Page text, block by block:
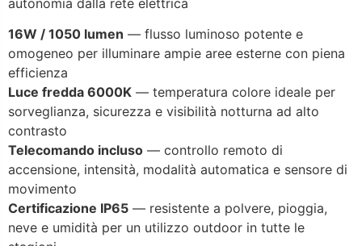
16W / 1050 lumen — flusso luminoso potente e
omogeneo per illuminare ampie aree esterne con piena
efficienza
Luce fredda 6000K — temperatura colore ideale per
sorveglianza, sicurezza e visibilità notturna ad alto
contrasto
Telecomando incluso — controllo remoto di
accensione, intensità, modalità automatica e sensore di
movimento
Certificazione IP65 — resistente a polvere, pioggia,
neve e umidità per un utilizzo outdoor in tutte le